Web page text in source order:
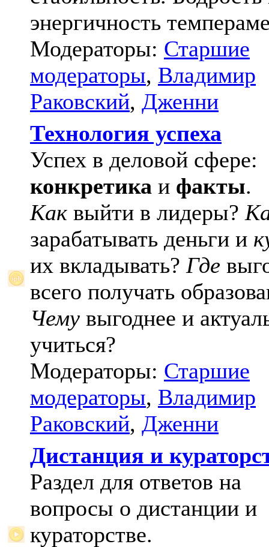
энергичность
Модераторы: Старшие
модераторы, Владимир
Раковский, Дженни
Технология успеха
Успех в деловой сфере:
конкретика и факты.
Как выйти в лидеры?
зарабатывать деньги и
их вкладывать? Где
всего получать
Чему выгоднее и
учиться?
Модераторы: Старшие
модераторы, Владимир
Раковский, Дженни
Дистанция и
Раздел для ответов на
вопросы о дистанции и
кураторстве.